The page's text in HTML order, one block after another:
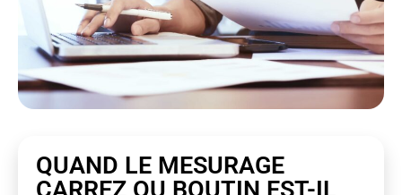
QUAND LE MESURAGE